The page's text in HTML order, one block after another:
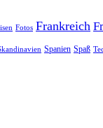
Fotos Frankreich
Spanien Spaß